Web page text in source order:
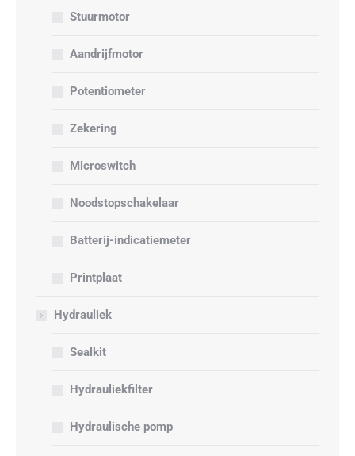
Stuurmotor
Aandrijfmotor
Potentiometer
Zekering
Microswitch
Noodstopschakelaar
Batterij-indicatiemeter
Printplaat
Hydrauliek
Sealkit
Hydrauliekfilter
Hydraulische pomp